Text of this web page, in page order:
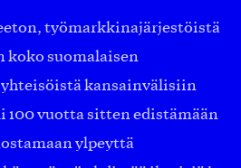
työmarkkinajärjestöistä
koko suomalaisen
kansainvälisiin
vuotta sitten edistämään
ylpeyttä